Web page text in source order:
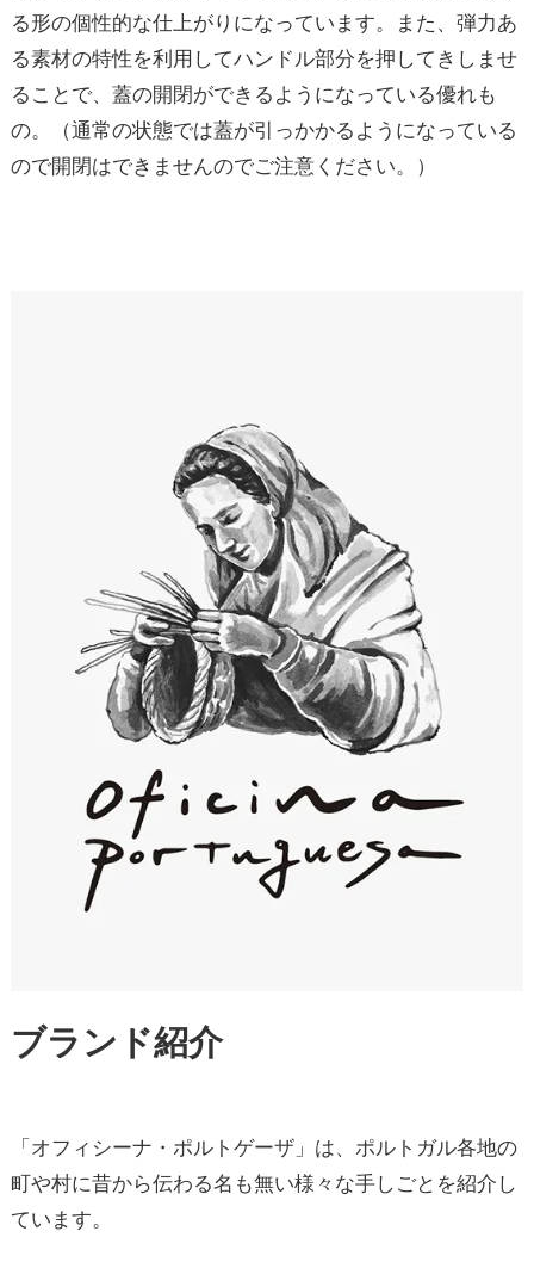
る形の個性的な仕上がりになっています。また、弾力あ
る素材の特性を利用してハンドル部分を押してきしませ
ることで、蓋の開閉ができるようになっている優れも
の。（通常の状態では蓋が引っかかるようになっている
ので開閉はできませんのでご注意ください。）
ブランド紹介
「オフィシーナ・ポルトゲーザ」は、ポルトガル各地の
町や村に昔から伝わる名も無い様々な手しごとを紹介し
ています。